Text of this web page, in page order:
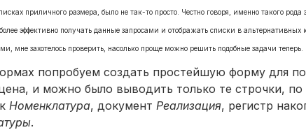
приличного размера, было не так-то просто. Честно говоря, именно такого
эффективно получать данные запросами и отображать списки в
мне захотелось проверить, насолько проще можно решить подобные задачи теперь.
попробуем создать простейшую форму для
и можно было выводить только те строчки,
Номенклатура, документ Реализация, регистр
.